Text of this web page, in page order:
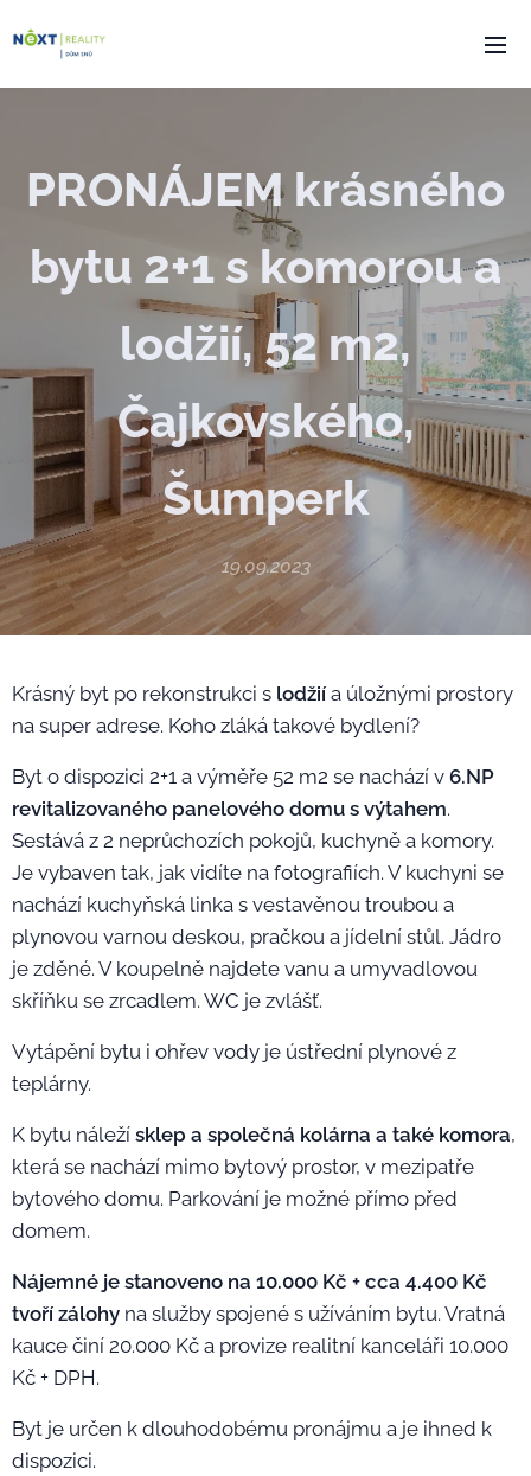
PRONÁJEM krásného
bytu 2+1 s komorou a
lodžií, 52 m2,
Čajkovského,
Šumperk
19.09.2023
Krásný byt po rekonstrukci s lodžií a úložnými prostory
na super adrese. Koho zláká takové bydlení?
Byt o dispozici 2+1 a výměře 52 m2 se nachází v 6.NP
revitalizovaného panelového domu s výtahem.
Sestává z 2 neprůchozích pokojů, kuchyně a komory.
Je vybaven tak, jak vidíte na fotografiích. V kuchyni se
nachází kuchyňská linka s vestavěnou troubou a
plynovou varnou deskou, pračkou a jídelní stůl. Jádro
je zděné. V koupelně najdete vanu a umyvadlovou
skříňku se zrcadlem. WC je zvlášť.
Vytápění bytu i ohřev vody je ústřední plynové z
teplárny.
K bytu náleží sklep a společná kolárna a také komora,
která se nachází mimo bytový prostor, v mezipatře
bytového domu. Parkování je možné přímo před
domem.
Nájemné je stanoveno na 10.000 Kč + cca 4.400 Kč
tvoří zálohy na služby spojené s užíváním bytu. Vratná
kauce činí 20.000 Kč a provize realitní kanceláři 10.000
Kč + DPH.
Byt je určen k dlouhodobému pronájmu a je ihned k
dispozici.